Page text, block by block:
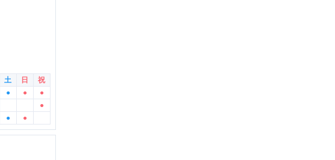
土 日
祝
● ●
●
●
● ●